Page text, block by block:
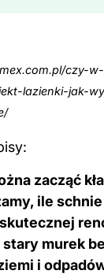
czy-
lazienki-jak-
zacząć
ile
murek
i